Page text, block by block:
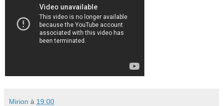
Mirion à 19:00